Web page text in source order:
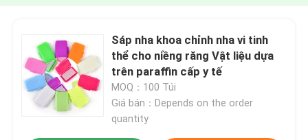
Sáp nha khoa chỉnh nha vi tinh
thể cho niềng răng Vật liệu dựa
trên paraffin cấp y tế
MOQ：100 Túi
Giá bán：Depends on the order
quantity